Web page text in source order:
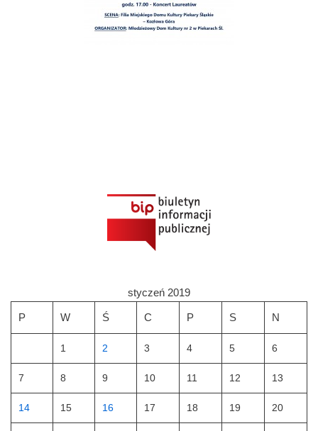
styczeń 2019
P W Ś C P S N
1 2 3 4 5 6
7 8 9 10 11 12 13
14 15 16 17 18 19 20